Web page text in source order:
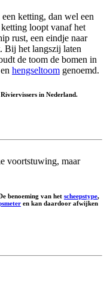
een ketting, dan wel een
loopt vanaf het
rust, een eindje naar
Bij het langszij laten
de toom de bomen in
en hengseltoom genoemd.
in Nederland.
voortstuwing, maar
benoeming van het scheepstype,
en kan daardoor afwijken